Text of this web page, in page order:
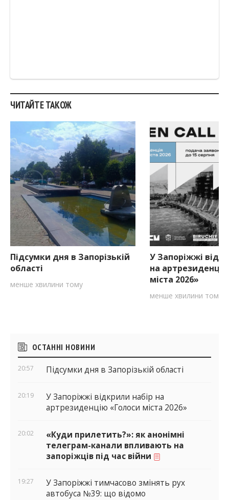
ЧИТАЙТЕ ТАКОЖ
Підсумки дня в Запорізькій
області
менше хвилини тому
У Запоріжжі
на
міста 2026»
менше хвилини тому
Бічні
віджети
ОСТАННІ НОВИНИ
20:57 Підсумки дня в Запорізькій області
20:19
У Запоріжжі відкрили набір на
артрезиденцію «Голоси міста 2026»
20:02
«Куди прилетить?»: як анонімні
телеграм-канали впливають на
запоріжців під час війни
19:27
У Запоріжжі тимчасово змінять рух
автобуса №39: що відомо